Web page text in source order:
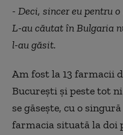
- Deci, sincer eu pentru
L-au căutat în Bulgaria
l-au găsit.
Am fost la 13 farmacii
Bucureşti şi peste tot
se găseşte, cu o
farmacia situată la doi